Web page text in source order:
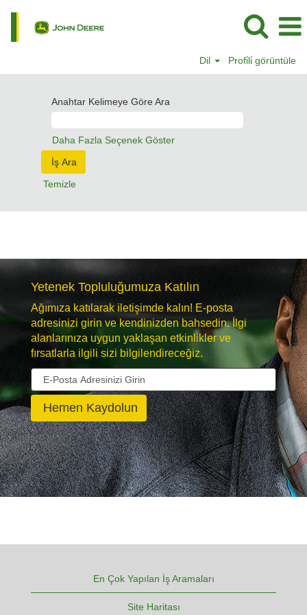
Dil Profi̇li̇ görüntüle
Anahtar Kelimeye Göre Ara
Daha Fazla Seçenek Göster
Temizle
Yetenek Topluluğumuza Katılın
Ağımıza katılarak iletişimde kalın! E-posta
adresinizi girin ve kendinizden bahsedin. İlgi
alanlarınıza uygun yaklaşan etkinlikler ve
fırsatlarla ilgili sizi bilgilendireceğiz.
En Çok Yapılan İş Aramaları
Site Haritası